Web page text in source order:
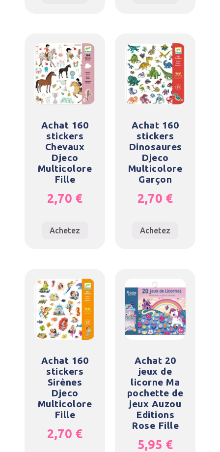
Achat 160
stickers
Chevaux
Djeco
Multicolore
Fille
2,70 €
Achetez
Achat 160
stickers
Dinosaures
Djeco
Multicolore
Garçon
2,70 €
Achetez
Achat 160
stickers
Sirènes
Djeco
Multicolore
Fille
2,70 €
Achat 20
jeux de
licorne Ma
pochette de
jeux Auzou
Editions
Rose Fille
5,95 €